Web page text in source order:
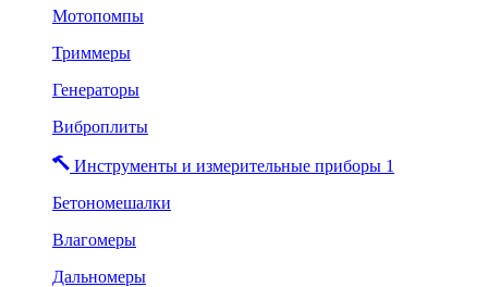
Мотопомпы
Триммеры
Генераторы
Виброплиты
Инструменты и измерительные приборы 1
Бетономешалки
Влагомеры
Дальномеры